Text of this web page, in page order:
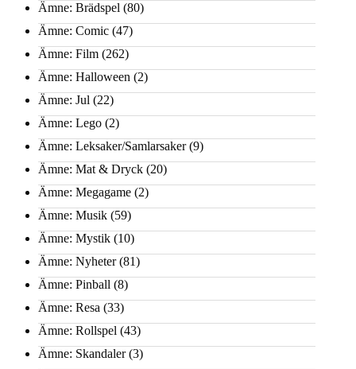
Ämne: Brädspel (80)
Ämne: Comic (47)
Ämne: Film (262)
Ämne: Halloween (2)
Ämne: Jul (22)
Ämne: Lego (2)
Ämne: Leksaker/Samlarsaker(9)
Ämne: Mat & Dryck (20)
Ämne: Megagame (2)
Ämne: Musik (59)
Ämne: Mystik (10)
Ämne: Nyheter(81)
Ämne: Pinball (8)
Ämne: Resa (33)
Ämne: Rollspel (43)
Ämne: Skandaler(3)